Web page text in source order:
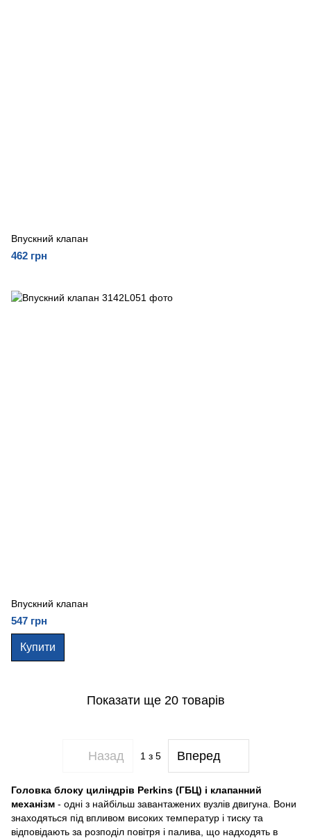
Впускний клапан
462 грн
Впускний клапан
547 грн
Купити
Показати ще 20 товарів
Назад 1 з 5 Вперед
Головка блоку циліндрів Perkins (ГБЦ) і клапанний
механізм - одні з найбільш завантажених вузлів двигуна. Вони
знаходяться під впливом високих температур і тиску та
відповідають за розподіл повітря і палива, що надходять в